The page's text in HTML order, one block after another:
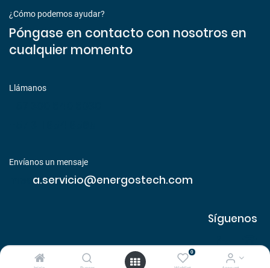
0
¿Cómo podemos ayudar?
Póngase en contacto con nosotros en
cualquier momento
Llámanos
Envíanos un mensaje
a.servicio@energostech.com
Síguenos